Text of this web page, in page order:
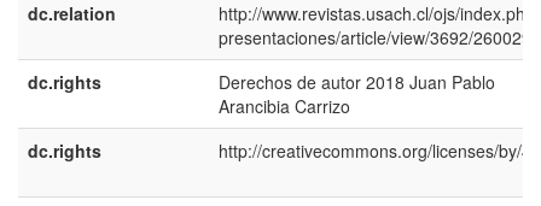
dc.relation
http://www.revistas.usach.cl/ojs/
presentaciones/article/view/3692/
dc.rights
Derechos de autor 2018 Juan Pablo
Arancibia Carrizo
dc.rights
http://creativecommons.org/licenses/by/